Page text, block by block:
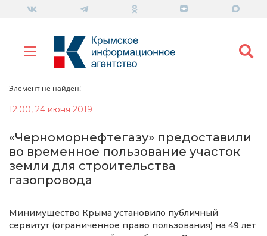
Элемент не найден!
12:00, 24 июня 2019
«Черноморнефтегазу» предоставили
во временное пользование участок
земли для строительства
газопровода
Минимущество Крыма установило публичный
сервитут (ограниченное право пользования) на 49 лет